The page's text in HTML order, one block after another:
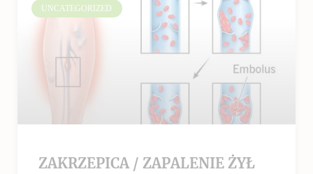
UNCATEGORIZED
ZAKRZEPICA / ZAPALENIE ŻYŁ